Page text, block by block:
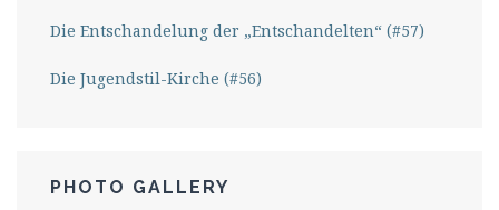
Die Entschandelung der „Entschandelten“ (#57)
Die Jugendstil-Kirche (#56)
PHOTO GALLERY